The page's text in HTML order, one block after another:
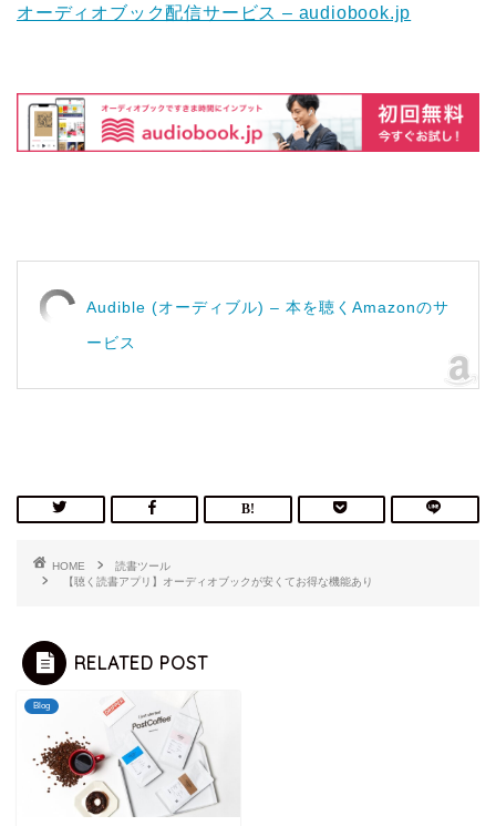
オーディオブック配信サービス – audiobook.jp
Audible (オーディブル) – 本を聴くAmazonのサ
ービス
HOME
読書ツール
【聴く読書アプリ】オーディオブックが安くてお得な機能あり
RELATED POST
Blog